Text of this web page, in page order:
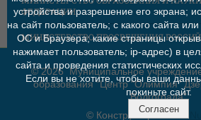
ФЕДЕРАЦИИ
МИНИСТЕРСТВО ПРОСВЕЩЕНИЯ
©2026 Муниципальное
образования "Центр "Олимпия"
Волгограда"
© Конструктор сайтов
устройства и разрешение его экрана;
на сайт пользователь; с какого сайта
ОС и Браузера; какие страницы
нажимает пользователь; ip-адрес) в
сайта и проведения статистических
Если вы не хотите, чтобы ваши
покиньте сайт.
Согласен